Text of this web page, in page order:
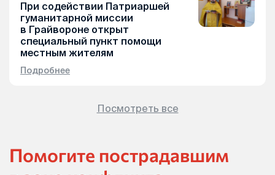
При содействии Патриаршей
гуманитарной миссии
в Грайвороне открыт
специальный пункт помощи
местным жителям
Подробнее
Посмотреть все
Помогите пострадавшим